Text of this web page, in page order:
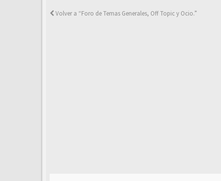
Volver a “Foro de Temas Generales, Off Topic y Ocio.”